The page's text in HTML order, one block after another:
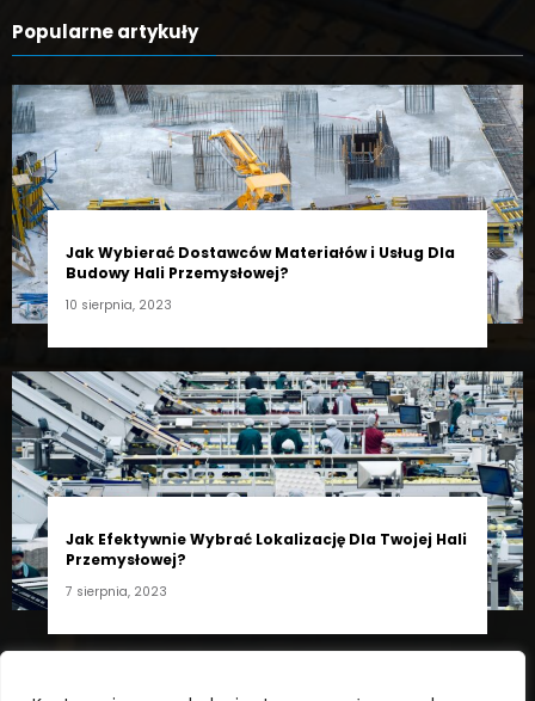
Popularne artykuły
Jak Wybierać Dostawców Materiałów i Usług Dla
Budowy Hali Przemysłowej?
10 sierpnia, 2023
Jak Efektywnie Wybrać Lokalizację Dla Twojej Hali
Przemysłowej?
7 sierpnia, 2023